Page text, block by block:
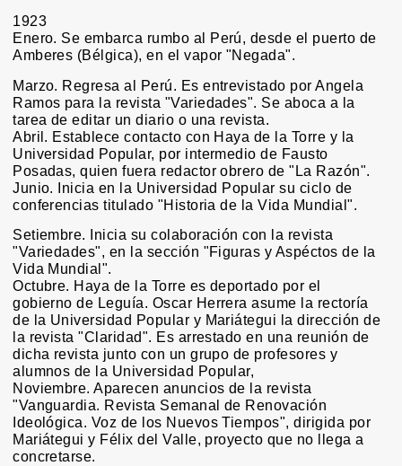
1923
Enero. Se embarca rumbo al Perú, desde el puerto de
Amberes (Bélgica), en el vapor "Negada".
Marzo. Regresa al Perú. Es entrevistado por Angela
Ramos para la revista "Variedades". Se aboca a la
tarea de editar un diario o una revista.
Abril. Establece contacto con Haya de la Torre y la
Universidad Popular, por intermedio de Fausto
Posadas, quien fuera redactor obrero de "La Razón".
Junio. Inicia en la Universidad Popular su ciclo de
conferencias titulado "Historia de la Vida Mundial".
Setiembre. Inicia su colaboración con la revista
"Variedades", en la sección "Figuras y Aspéctos de la
Vida Mundial".
Octubre. Haya de la Torre es deportado por el
gobierno de Leguía. Oscar Herrera asume la rectoría
de la Universidad Popular y Mariátegui la dirección de
la revista "Claridad". Es arrestado en una reunión de
dicha revista junto con un grupo de profesores y
alumnos de la Universidad Popular,
Noviembre. Aparecen anuncios de la revista
"Vanguardia. Revista Semanal de Renovación
Ideológica. Voz de los Nuevos Tiempos", dirigida por
Mariátegui y Félix del Valle, proyecto que no llega a
concretarse.